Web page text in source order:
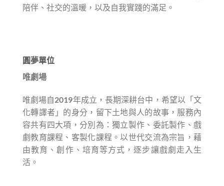
陪伴、社交的溫暖，以及自我實踐的滿足。
圓夢單位
唯劇場
唯劇場自2019年成立，長期深耕台中，希望以「文
化轉譯者」的身分，留下土地與人的故事，服務內
容共有四大項，分別為：獨立製作、委託製作、戲
劇教育課程、客製化課程。以世代交流為宗旨，藉
由教育、創作、培育等方式，逐步讓戲劇走入生
活。